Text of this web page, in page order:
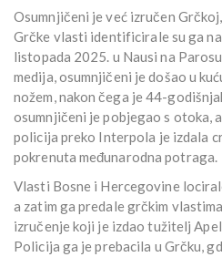
Osumnjičeni je već izručen
Grčke vlasti identificirale su ga
listopada 2025. u Nausi na
medija, osumnjičeni je došao u
nožem, nakon čega je 44-
osumnjičeni je pobjegao s otoka,
policija preko Interpola je izdala
pokrenuta međunarodna potraga.
Vlasti Bosne i Hercegovine
a zatim ga predale grčkim
izručenje koji je izdao tužitelj
Policija ga je prebacila u Grčku,